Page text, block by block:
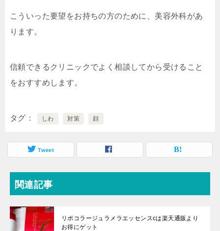
こういった要望をお持ちの方のために、美容外科があ
ります。
信頼できるクリニックでよく相談してから受けること
をおすすめします。
タグ しわ 対策 顔
Tweet
関連記事
リポコラージュラメラエッセンスcは楽天通販より
お得にゲット